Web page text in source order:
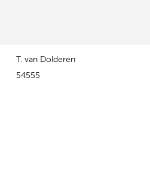
T. van Dolderen
54555